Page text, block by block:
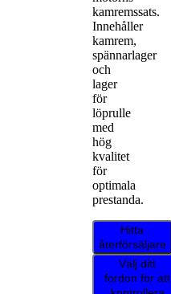
kamremssats.
Innehåller
kamrem,
spännarlager
och
lager
för
löprulle
med
hög
kvalitet
för
optimala
prestanda.
Hitta
återförsäljare
Välj ditt
fordon för att